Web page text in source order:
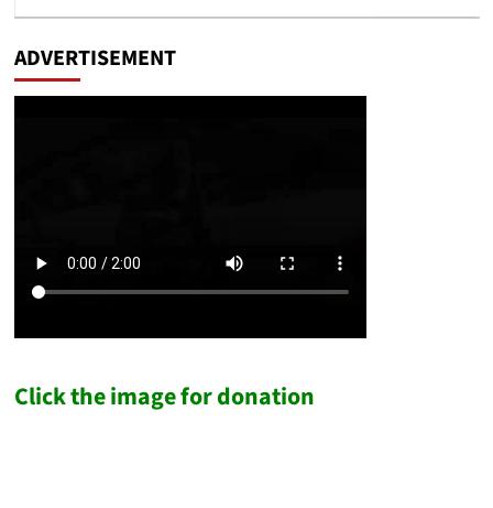
ADVERTISEMENT
Click the image for donation